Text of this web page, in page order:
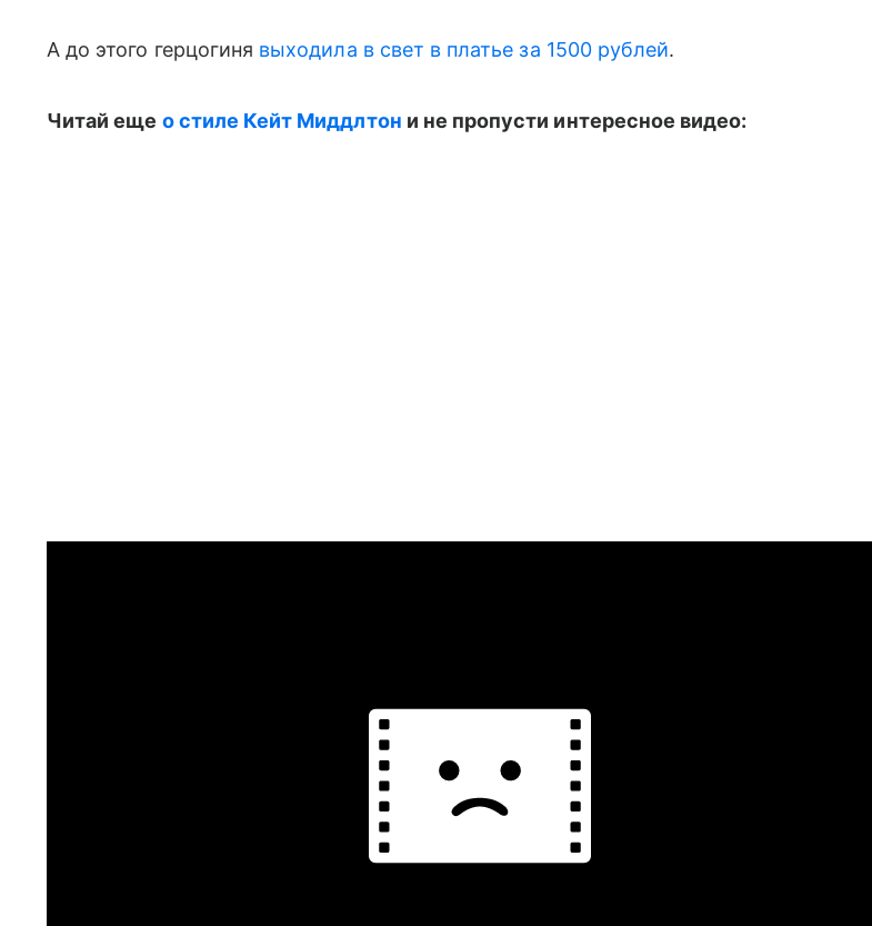
А до этого герцогиня выходила в свет в платье за 1500 рублей.
Читай еще о стиле Кейт Миддлтон и не пропусти интересное видео: